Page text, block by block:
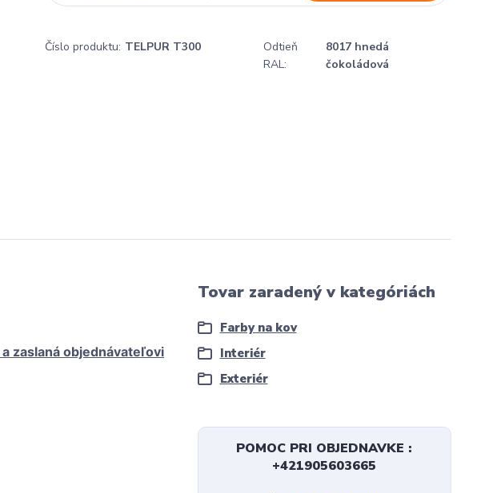
Číslo produktu: TELPUR T300
Odtieň
RAL:
8017 hnedá
čokoládová
a zaslaná objednávateľovi
Tovar zaradený v kategóriách
Farby na kov
Interiér
Exteriér
POMOC PRI OBJEDNAVKE :
+421905603665